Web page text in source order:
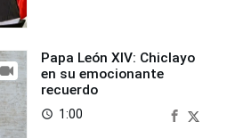
Papa León XIV: Chiclayo
en su emocionante
recuerdo
access_time 1:00